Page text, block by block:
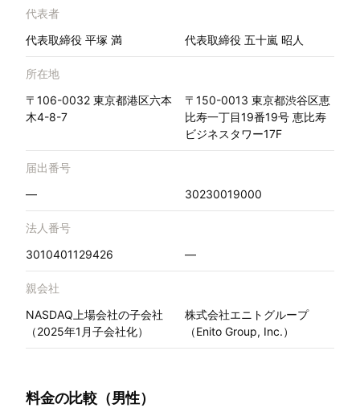
代表者
代表取締役 平塚 満
代表取締役 五十嵐 昭人
所在地
〒106-0032 東京都港区六本
木4-8-7
〒150-0013 東京都渋谷区恵
比寿一丁目19番19号 恵比寿
ビジネスタワー17F
届出番号
—
30230019000
法人番号
3010401129426
—
親会社
NASDAQ上場会社の子会社
（2025年1月子会社化）
株式会社エニトグループ
（Enito Group, Inc.）
料金の比較（男性）